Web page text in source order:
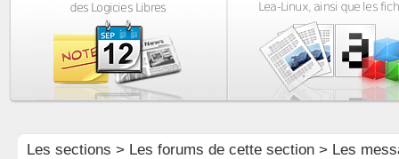
Les sections > Les forums de cette section> Les